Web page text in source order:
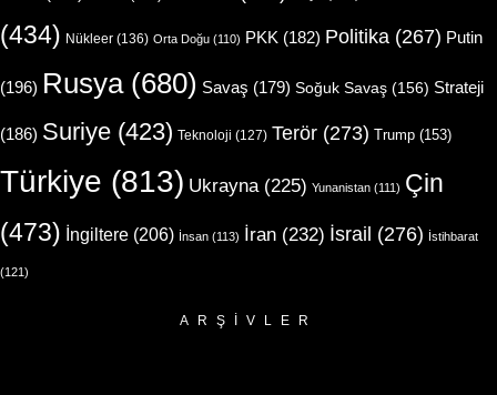
(434) Nükleer (136) Orta Doğu (110) PKK (182) Politika (267) Putin
(196) Rusya(680) Savaş (179) Soğuk Savaş (156) Strateji
(186) Suriye (423) Teknoloji (127) Terör (273) Trump (153)
Türkiye (813) Ukrayna (225) Yunanistan (111) Çin
(473) İngiltere (206) İnsan (113) İran (232) İsrail (276) İstihbarat
(121)
ARŞIVLER